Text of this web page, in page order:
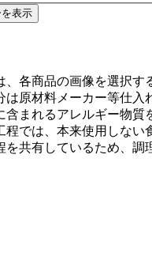
表示
各商品の画像を選択す
原材料メーカー等仕
まれるアレルギー物質
では、本来使⽤しない
共有しているため、調